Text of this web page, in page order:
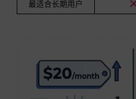
最适合长期用户